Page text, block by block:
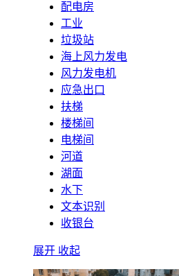
配电房
工业
垃圾站
海上风力发电
风力发电机
应急出口
扶梯
楼梯间
电梯间
河道
湖面
水下
文本识别
收银台
展开 收起